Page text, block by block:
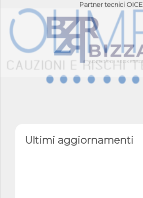
Partner tecnici OICE
Ultimi aggiornamenti